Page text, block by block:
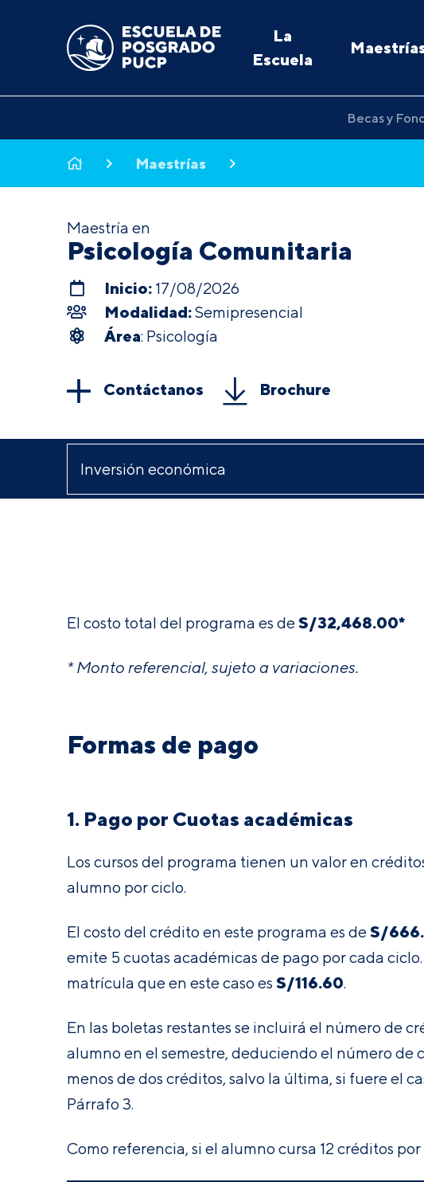
La
Escuela
Becas y
Maestrías
Maestría en
Psicología Comunitaria
Inicio: 17/08/2026
Modalidad:Semipresencial
Área: Psicología
Contáctanos Brochure
El costo total del programa es deS/32,468.00*
* Monto referencial, sujeto a variaciones.
Formas de pago
1. Pago por Cuotas académicas
Los cursos del programa tienen un valor en
alumno por ciclo.
El costo del crédito en este programa es deS/
emite 5 cuotas académicas de pago por cada
matrícula que en este caso es S/116.60.
En las boletas restantes se incluirá el número de
alumno en el semestre, deduciendo el número
menos de dos créditos, salvo la última, si fuere el
Párrafo 3.
Como referencia, si el alumno cursa 12 créditos